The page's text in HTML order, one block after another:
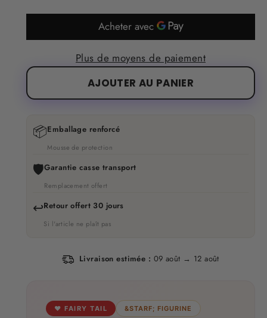
AJOUTER AU PANIER
Plus de moyens de paiement
📦Emballage renforcé
Mousse de protection
🛡️Garantie casse transport
Remplacement offert
↩️Retour offert 30 jours
Si l'article ne plaît pas
Livraison estimée : 09 août → 12 août
♥ FAIRY TAIL &STARF; FIGURINE